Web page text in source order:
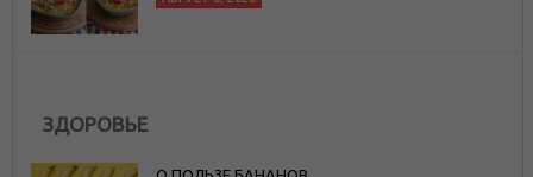
ЗДОРОВЬЕ